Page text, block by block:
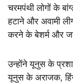
चरमपंथी लोगों के
हटाने और अवामी
करने के बेशर्म और
उन्होंने यूनुस के
यूनुस के अराजक,